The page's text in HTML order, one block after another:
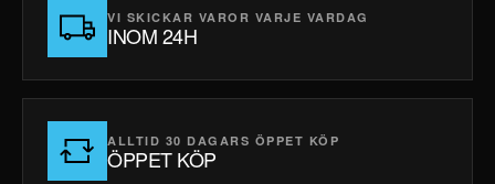
VI SKICKAR VAROR VARJE VARDAG
INOM 24H
ALLTID 30 DAGARS ÖPPET KÖP
ÖPPET KÖP